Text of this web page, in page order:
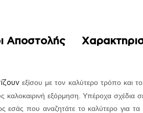
Αποστολής
εξίσου με τον καλύτερο τρόπο και
καλοκαιρινή εξόρμηση. Υπέροχα σχέδια
εσάς που αναζητάτε το καλύτερο για